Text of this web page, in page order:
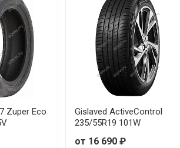
Zuper Eco
Gislaved ActiveControl
235/55R19 101W
от 16 690 ₽